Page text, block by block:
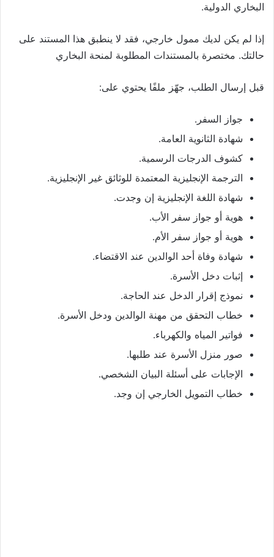
البخاري الدولية.
إذا لم يكن لديك ممول خارجي، فقد لا ينطبق هذا المستند على
حالتك. مختصرة بالمستندات المطلوبة لمنحة البخاري
قبل إرسال الطلب، جهّز ملفًا يحتوي على:
جواز السفر.
شهادة الثانوية العامة.
كشوف الدرجات الرسمية.
الترجمة الإنجليزية المعتمدة للوثائق غير الإنجليزية.
شهادة اللغة الإنجليزية إن وجدت.
هوية أو جواز سفر الأب.
هوية أو جواز سفر الأم.
شهادة وفاة أحد الوالدين عند الاقتضاء.
إثبات دخل الأسرة.
نموذج إقرار الدخل عند الحاجة.
خطاب التحقق من مهنة الوالدين ودخل الأسرة.
فواتير المياه والكهرباء.
صور منزل الأسرة عند طلبها.
الإجابات على أسئلة البيان الشخصي.
خطاب التمويل الخارجي إن وجد.